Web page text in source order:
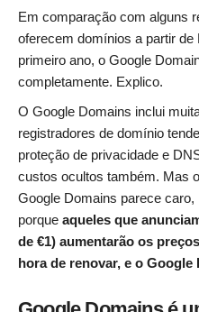
Em comparação com alguns
oferecem domínios a partir
primeiro ano, o Google
completamente. Explico.
O Google Domains inclui
registradores de domínio
proteção de privacidade e
custos ocultos também. Mas
Google Domains parece
porque aqueles que
de €1) aumentarão os
hora de renovar, e o